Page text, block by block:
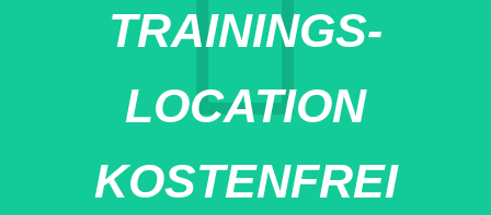
TRAININGS-
LOCATION
KOSTENFREI